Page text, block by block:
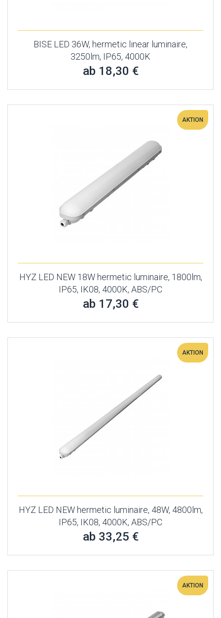
BISE LED 36W, hermetic linear luminaire,
3250lm, IP65, 4000K
ab 18,30 €
AKTION
HYZ LED NEW 18W hermetic luminaire, 1800lm,
IP65, IK08, 4000K, ABS/PC
ab 17,30 €
AKTION
HYZ LED NEW hermetic luminaire, 48W, 4800lm,
IP65, IK08, 4000K, ABS/PC
ab 33,25 €
AKTION